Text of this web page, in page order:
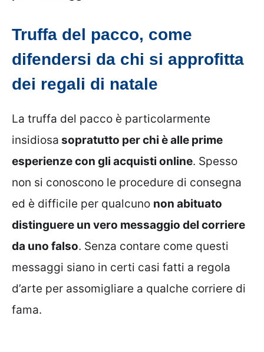
Truffa del pacco, come
difendersi da chi si approfitta
dei regali di natale
La truffa del pacco è particolarmente
insidiosa sopratutto per chi è alle prime
esperienze con gli acquisti online. Spesso
non si conoscono le procedure di consegna
ed è difficile per qualcuno non abituato
distinguere un vero messaggio del corriere
da uno falso. Senza contare come questi
messaggi siano in certi casi fatti a regola
d’arte per assomigliare a qualche corriere di
fama.